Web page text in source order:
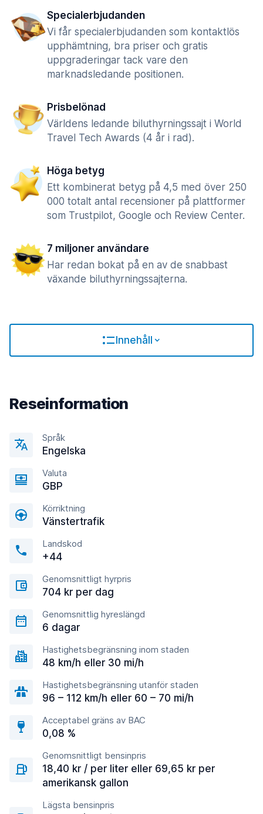
Specialerbjudanden
Vi får specialerbjudanden som kontaktlös
upphämtning, bra priser och gratis
uppgraderingar tack vare den
marknadsledande positionen.
Prisbelönad
Världens ledande biluthyrningssajt i World
Travel Tech Awards (4 år i rad).
Höga betyg
Ett kombinerat betyg på 4,5 med över 250
000 totalt antal recensioner på plattformer
som Trustpilot, Google och Review Center.
7 miljoner användare
Har redan bokat på en av de snabbast
växande biluthyrningssajterna.
Innehåll
Reseinformation
Språk
Engelska
Valuta
GBP
Körriktning
Vänstertrafik
Landskod
+44
Genomsnittligt hyrpris
704 kr per dag
Genomsnittlig hyreslängd
6 dagar
Hastighetsbegränsning inom staden
48 km/h eller 30 mi/h
Hastighetsbegränsning utanför staden
96 – 112 km/h eller 60 – 70 mi/h
Acceptabel gräns av BAC
0,08 %
Genomsnittligt bensinpris
18,40 kr / per liter eller 69,65 kr per
amerikansk gallon
Lägsta bensinpris